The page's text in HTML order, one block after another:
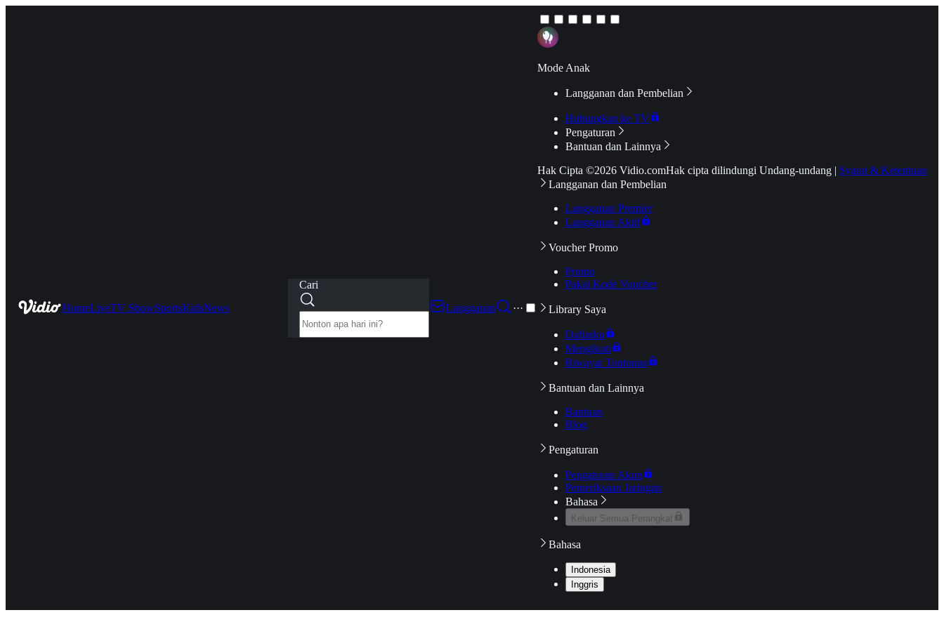
HomeLiveTV ShowSportsKidsNews
Cari
Langganan
···
Mode Anak
Langganan dan Pembelian
Hubungkan ke TV
Pengaturan
Bantuan dan Lainnya
Hak Cipta ©2026 Vidio.comHak cipta dilindungi Undang-undang | Syarat & Ketentuan
Langganan dan Pembelian
Langganan Premier
Langganan Aktif
Voucher Promo
Promo
Pakai Kode Voucher
Library Saya
Daftarku
Mengikuti
Riwayat Tontonan
Bantuan dan Lainnya
Bantuan
Blog
Pengaturan
Pengaturan Akun
Pemeriksaan Jaringan
Bahasa
Keluar Semua Perangkat
Bahasa
Indonesia
Inggris